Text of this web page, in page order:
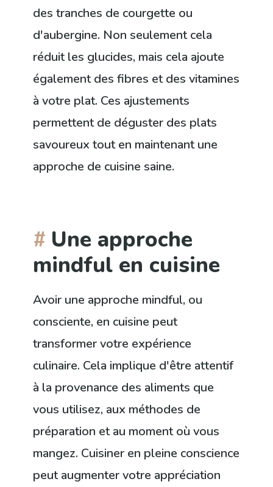
des tranches de courgette ou
d'aubergine. Non seulement cela
réduit les glucides, mais cela ajoute
également des fibres et des vitamines
à votre plat. Ces ajustements
permettent de déguster des plats
savoureux tout en maintenant une
approche de cuisine saine.
Une approche
mindful en cuisine
Avoir une approche mindful, ou
consciente, en cuisine peut
transformer votre expérience
culinaire. Cela implique d'être attentif
à la provenance des aliments que
vous utilisez, aux méthodes de
préparation et au moment où vous
mangez. Cuisiner en pleine conscience
peut augmenter votre appréciation